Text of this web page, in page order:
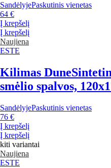
SandėlyjePaskutinis vienetas
64 €
Į krepšelį
Į krepšelį
Naujiena
ESTE
Kilimas Dune
smėlio spalvos,
SandėlyjePaskutinis vienetas
76 €
Į krepšelį
Į krepšelį
kiti variantai
Naujiena
ESTE